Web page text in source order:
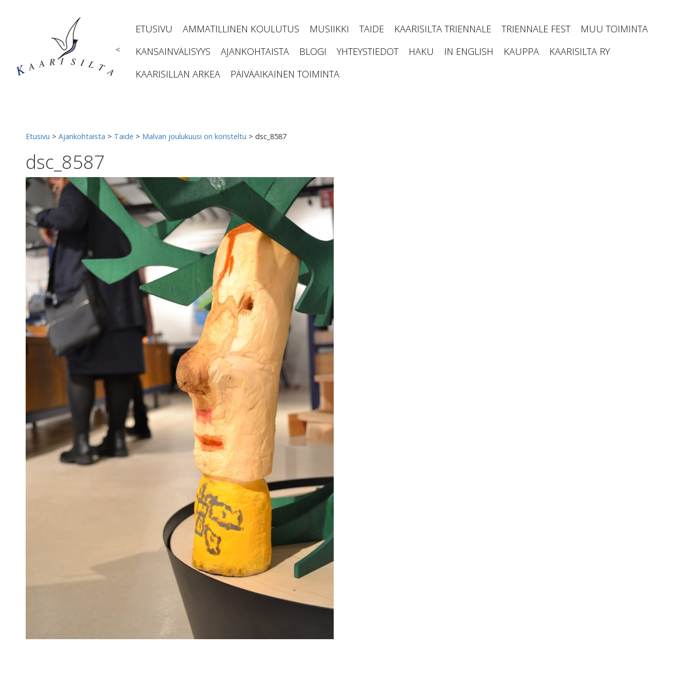
<
ETUSIVU AMMATILLINEN KOULUTUS MUSIIKKI TAIDE KAARISILTA TRIENNALE TRIENNALE FEST
MUU TOIMINTA
KANSAINVÄLISYYS
AJANKOHTAISTA BLOGI YHTEYSTIEDOT HAKU IN ENGLISH KAUPPA
KAARISILTA RY
KAARISILLAN ARKEA
PÄIVÄAIKAINEN TOIMINTA
Etusivu > Ajankohtaista > Taide > Malvan joulukuusi on koristeltu > dsc_8587
dsc_8587